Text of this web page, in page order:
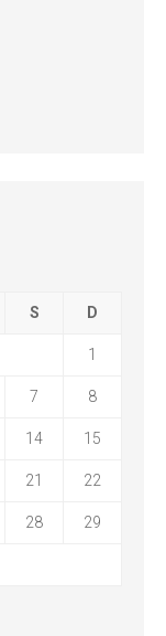
S D
1
7 8
14 15
21 22
28 29